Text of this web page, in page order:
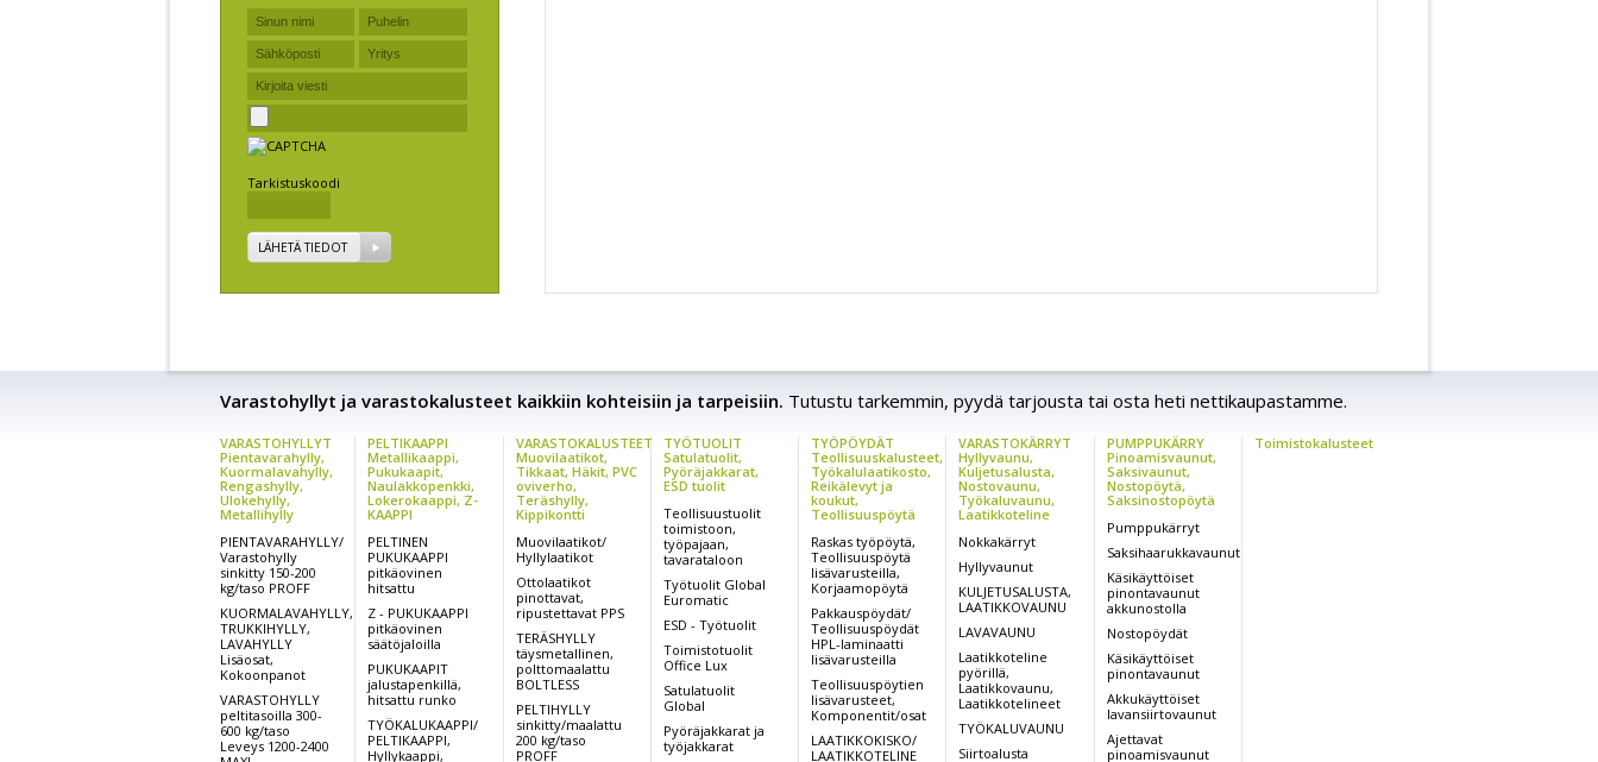
Tarkistuskoodi
LÄHETÄ TIEDOT
Varastohyllyt ja varastokalusteet kaikkiin kohteisiin ja tarpeisiin. Tutustu tarkemmin, pyydä tarjousta tai osta heti nettikaupastamme.
VARASTOHYLLYT
Pientavarahylly,
Kuormalavahylly,
Rengashylly,
Ulokehylly,
Metallihylly
PIENTAVARAHYLLY/
Varastohylly
sinkitty 150-200
kg/taso PROFF
KUORMALAVAHYLLY,
TRUKKIHYLLY,
LAVAHYLLY
Lisäosat,
Kokoonpanot
VARASTOHYLLY
peltitasoilla 300-
600 kg/taso
Leveys 1200-2400
PELTIKAAPPI
Metallikaappi,
Pukukaapit,
Naulakkopenkki,
Lokerokaappi, Z-
KAAPPI
PELTINEN
PUKUKAAPPI
pitkäovinen
hitsattu
Z - PUKUKAAPPI
pitkäovinen
säätöjaloilla
PUKUKAAPIT
jalustapenkillä,
hitsattu runko
TYÖKALUKAAPPI/
PELTIKAAPPI,
Hyllykaappi,
VARASTOKALUSTEET
Muovilaatikot,
Tikkaat, Häkit, PVC
oviverho,
Teräshylly,
Kippikontti
Muovilaatikot/
Hyllylaatikot
Ottolaatikot
pinottavat,
ripustettavat PPS
TERÄSHYLLY
täysmetallinen,
polttomaalattu
BOLTLESS
PELTIHYLLY
sinkitty/maalattu
200 kg/taso
PROFF
TYÖTUOLIT
Satulatuolit,
Pyöräjakkarat,
ESD tuolit
Teollisuustuolit
toimistoon,
työpajaan,
tavarataloon
Työtuolit Global
Euromatic
ESD - Työtuolit
Toimistotuolit
Office Lux
Satulatuolit
Global
Pyöräjakkarat ja
työjakkarat
TYÖPÖYDÄT
Teollisuuskalusteet,
Työkalulaatikosto,
Reikälevyt ja
koukut,
Teollisuuspöytä
Raskas työpöytä,
Teollisuuspöytä
lisävarusteilla,
Korjaamopöytä
Pakkauspöydät/
Teollisuuspöydät
HPL-laminaatti
lisävarusteilla
Teollisuuspöytien
lisävarusteet,
Komponentit/osat
LAATIKKOKISKO/
LAATIKKOTELINE
VARASTOKÄRRYT
Hyllyvaunu,
Kuljetusalusta,
Nostovaunu,
Työkaluvaunu,
Laatikkoteline
Nokkakärryt
Hyllyvaunut
KULJETUSALUSTA,
LAATIKKOVAUNU
LAVAVAUNU
Laatikkoteline
pyörillä,
Laatikkovaunu,
Laatikkotelineet
TYÖKALUVAUNU
Siirtoalusta
PUMPPUKÄRRY
Pinoamisvaunut,
Saksivaunut,
Nostopöytä,
Saksinostopöytä
Pumppukärryt
Saksihaarukkavaunut
Käsikäyttöiset
pinontavaunut
akkunostolla
Nostopöydät
Käsikäyttöiset
pinontavaunut
Akkukäyttöiset
lavansiirtovaunut
Ajettavat
pinoamisvaunut
Toimistokalusteet